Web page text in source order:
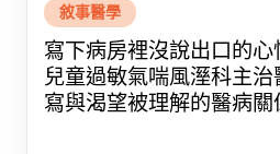
敘事醫學
寫下病房裡沒說出口的
兒童過敏氣喘風溼科主
寫與渴望被理解的醫病關